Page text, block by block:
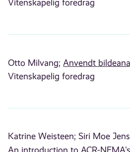
Vitenskapelig foredrag
Otto Milvang; Anvendt
Vitenskapelig foredrag
Katrine Weisteen; Siri Moe
An introduction to ACR-